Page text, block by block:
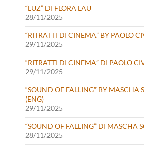
“LUZ” DI FLORA LAU
28/11/2025
“RITRATTI DI CINEMA” BY PAOLO
29/11/2025
“RITRATTI DI CINEMA” DI PAOLO
29/11/2025
“SOUND OF FALLING” BY MASCHA
(ENG)
29/11/2025
“SOUND OF FALLING” DI MASCHA
28/11/2025